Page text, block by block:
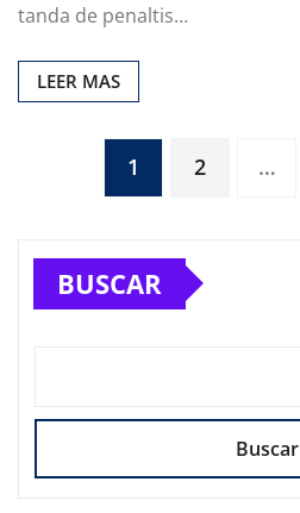
tanda de penaltis…
LEER MAS
Paginación
de
entradas
1 2 …
BUSCAR
Buscar